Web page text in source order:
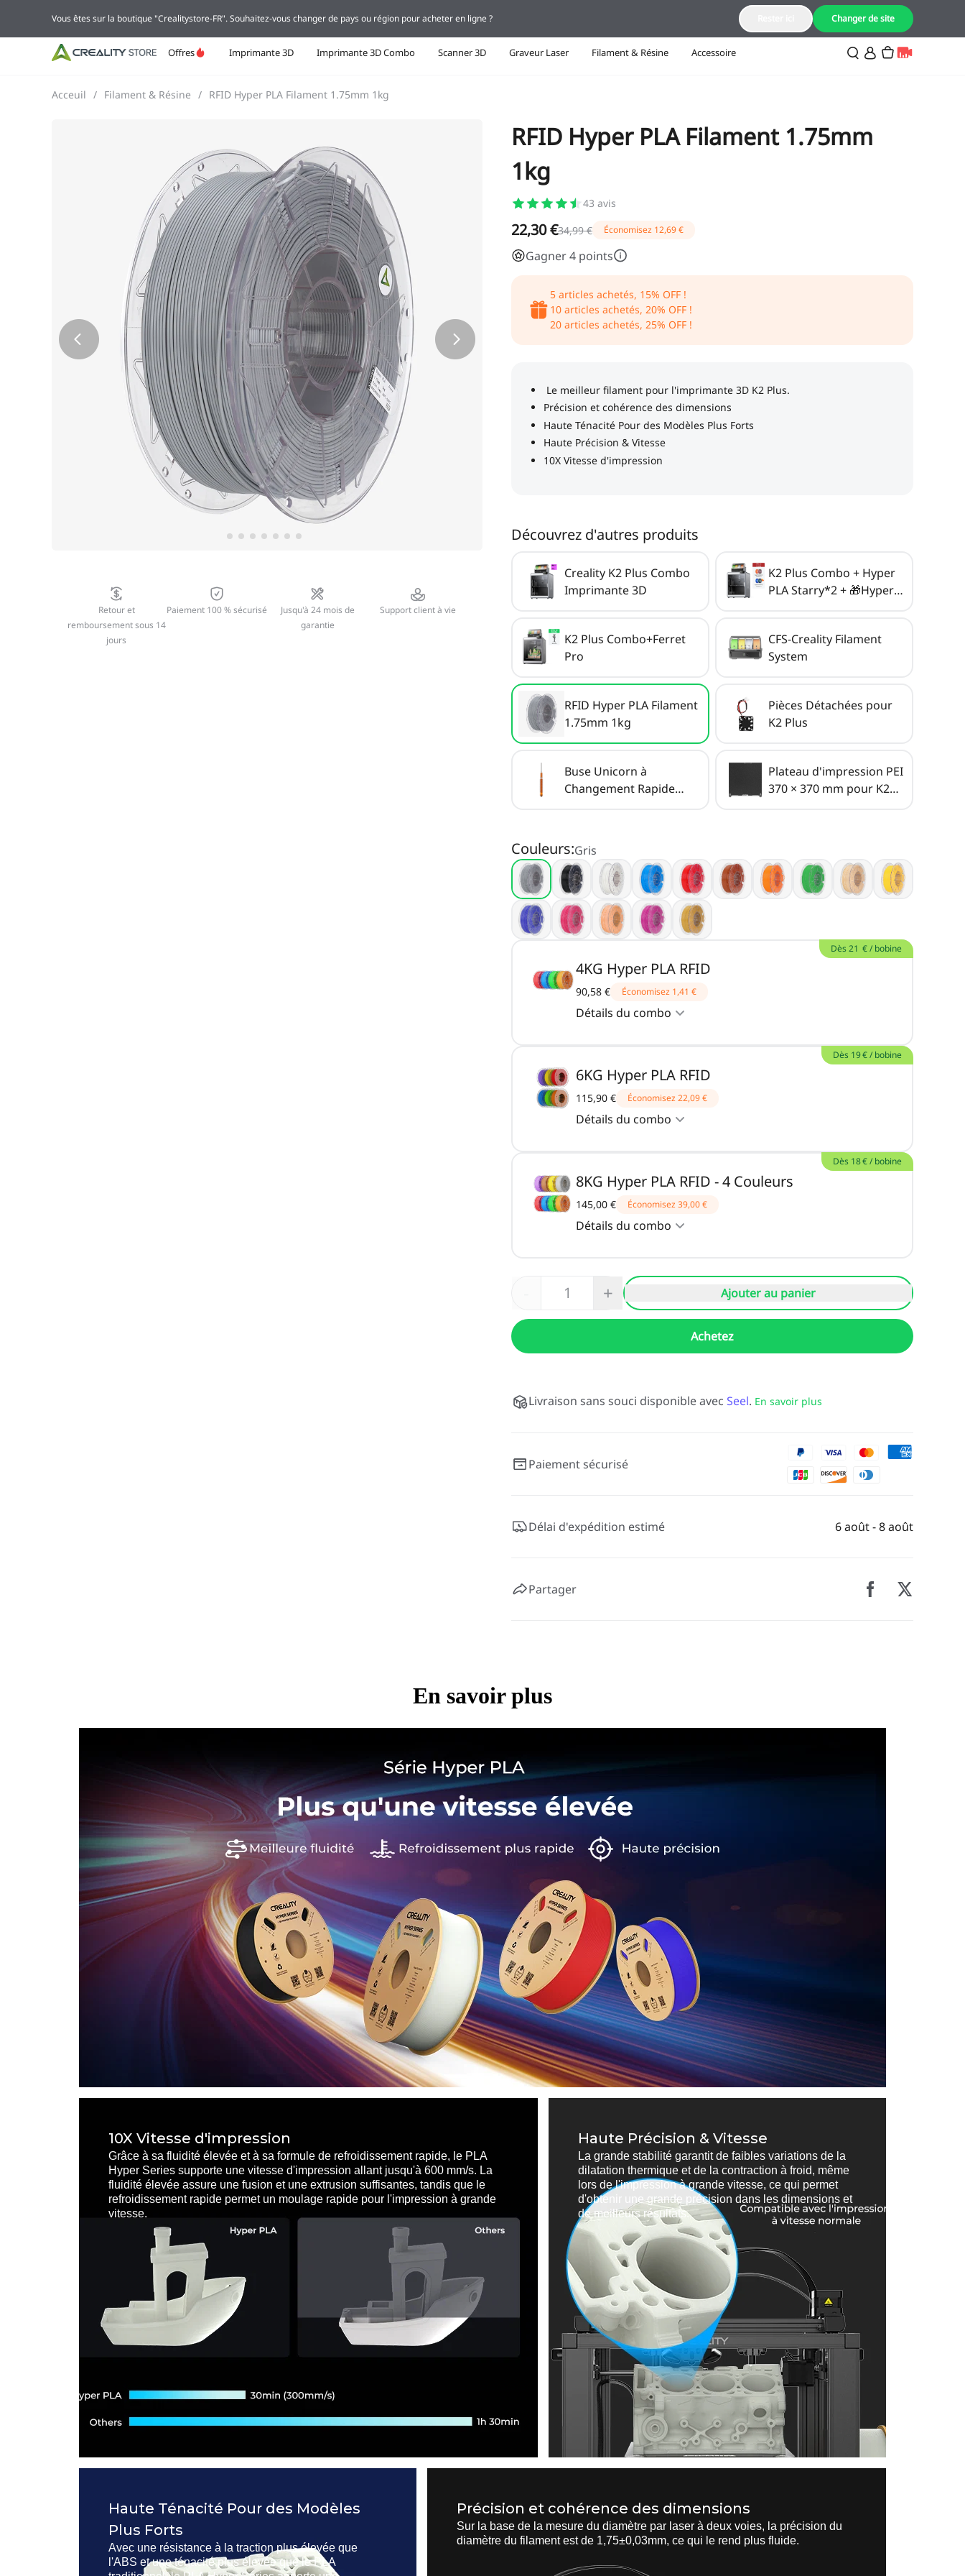
FR(Français)
Offres Imprimante 3D Imprimante 3D Combo Scanner 3D Graveur Laser Filament & Résine Accessoire
Acceuil / Filament & Résine / RFID Hyper PLA Filament 1.75mm 1kg
Retour et
remboursement sous 14
jours
Paiement 100 % sécurisé
Jusqu'à 24 mois de
garantie
Support client à vie
RFID Hyper PLA Filament 1.75mm
1kg
43 avis
22,30 €34,99 € Économisez 12,69 €
Gagner 4 points
5 articles achetés, 15% OFF !
10 articles achetés,20% OFF !
20 articles achetés,25% OFF !
Découvrez d'autres produits
Creality K2 Plus Combo
Imprimante 3D
K2 Plus Combo + Hyper
PLA Starry*2 + 🎁Hyper
K2 Plus Combo+Ferret
Pro
CFS-Creality Filament
System
RFID Hyper PLA Filament
1.75mm 1kg
Pièces Détachées pour
K2 Plus
Buse Unicorn à
Changement Rapide
Plateau d'impression PEI
370 × 370 mm pour K2
Couleurs:Gris
4KG Hyper PLA RFID
90,58 € Économisez 1,41 €
Détails du combo
Dès 21 € / bobine
6KG Hyper PLA RFID
115,90 € Économisez22,09 €
Détails du combo
Dès 19 € / bobine
8KG Hyper PLA RFID - 4 Couleurs
145,00 € Économisez39,00 €
Détails du combo
Dès 18 € / bobine
+ Ajouter au panier
Achetez
Livraison sans souci disponible avec Seel. En savoir plus
Paiement sécurisé
Délai d'expédition estimé 6 août - 8 août
Partager
En savoir plus
10X Vitesse d'impression
Grâce à sa fluidité élevée et à sa formule de refroidissement rapide, le PLA
Hyper Series supporte une vitesse d'impression allant jusqu'à 600 mm/s. La
fluidité élevée assure une fusion et une extrusion suffisantes, tandis que le
refroidissement rapide permet un moulage rapide pour l'impression à grande
vitesse.
Haute Précision & Vitesse
La grande stabilité garantit de faibles variations de la
dilatation thermique et de la contraction à froid, même
lors de l'impression à grande vitesse, ce qui permet
d'obtenir une grande précision dans les dimensions et
de meilleurs résultats.
Haute Ténacité Pour des Modèles
Plus Forts
Avec une résistance à la traction plus élevée que
l'ABS et une ténacité plus élevée que le PLA
Précision et cohérence des dimensions
Sur la base de la mesure du diamètre par laser à deux voies, la précision du
diamètre du filament est de 1,75±0,03mm, ce qui le rend plus fluide.
Vous êtes sur la boutique "Crealitystore-FR". Souhaitez-vous changer de pays ou région pour acheter en ligne ? Changer de site